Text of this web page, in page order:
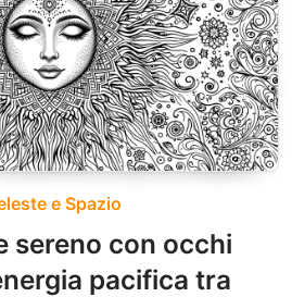
e Spazio
sereno con occhi
pacifica tra